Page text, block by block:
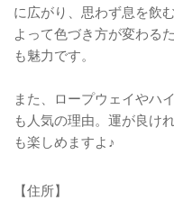
に広がり、思わず息を飲
よって色づき方が変わる
も魅力です。
また、ロープウェイやハ
も人気の理由。運が良け
も楽しめますよ♪
【住所】